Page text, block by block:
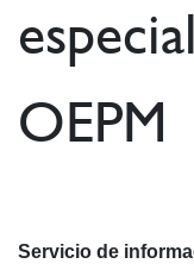
OEPM
Servicio de